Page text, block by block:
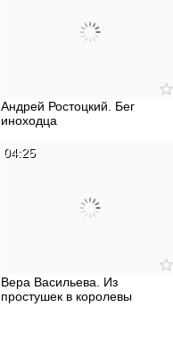
Андрей Ростоцкий. Бег
иноходца
Вера Васильева. Из
простушек в королевы
04:25